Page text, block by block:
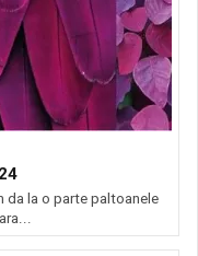
da la o parte paltoanele